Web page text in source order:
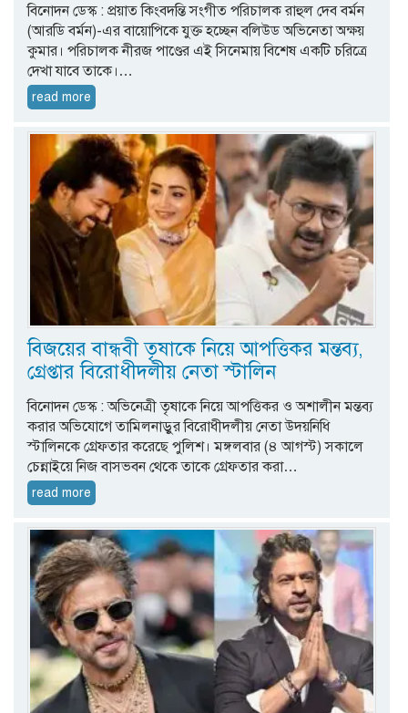
বিনোদন ডেস্ক : প্রয়াত কিংবদন্তি সংগীত পরিচালক রাহুল দেব বর্মন
(আরডি বর্মন)-এর বায়োপিকে যুক্ত হচ্ছেন বলিউড অভিনেতা অক্ষয়
কুমার। পরিচালক নীরজ পাণ্ডের এই সিনেমায় বিশেষ একটি চরিত্রে
দেখা যাবে তাকে।…
read more
বিজয়ের বান্ধবী তৃষাকে নিয়ে আপত্তিকর মন্তব্য,
গ্রেপ্তার বিরোধীদলীয় নেতা স্টালিন
বিনোদন ডেস্ক : অভিনেত্রী তৃষাকে নিয়ে আপত্তিকর ও অশালীন মন্তব্য
করার অভিযোগে তামিলনাড়ুর বিরোধীদলীয় নেতা উদয়নিধি
স্টালিনকে গ্রেফতার করেছে পুলিশ। মঙ্গলবার (৪ আগস্ট) সকালে
চেন্নাইয়ে নিজ বাসভবন থেকে তাকে গ্রেফতার করা…
read more